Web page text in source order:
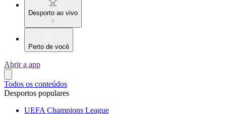
Desporto ao vivo
Perto de você
Abrir a app
Todos os conteúdos
Desportos populares
UEFA Champions League